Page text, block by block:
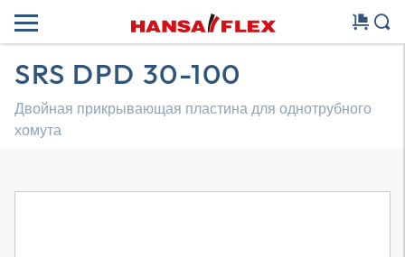
SRS DPD 30-100
Двойная прикрывающая пластина для однотрубного
хомута